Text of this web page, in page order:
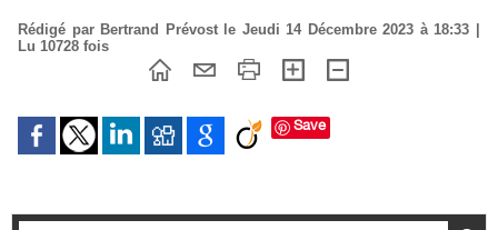
Rédigé par Bertrand Prévost le Jeudi 14 Décembre 2023 à 18:33 |
Lu 10728 fois
Save